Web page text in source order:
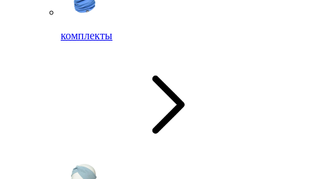
комплекты